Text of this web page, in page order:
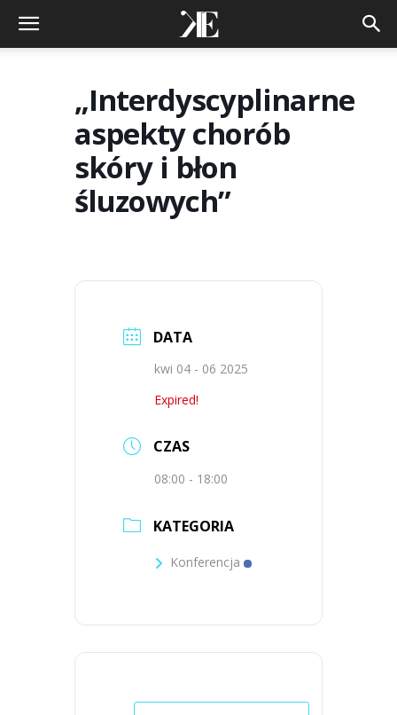
„Interdyscyplinarne
aspekty chorób
skóry i błon
śluzowych”
DATA
kwi 04 - 06 2025
Expired!
CZAS
08:00 - 18:00
KATEGORIA
Konferencja